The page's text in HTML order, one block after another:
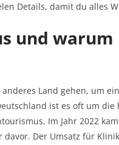
Details, damit du alles
und
Land gehen, um
ist es oft um die
Im Jahr 2022
Der Umsatz für